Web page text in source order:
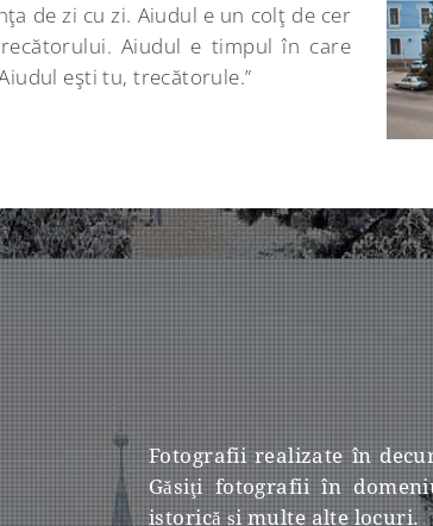
de zi cu zi. Aiudul e un colţ de cer
Aiudul e timpul în care
eşti tu, trecătorule.”
Fotografii realizate în
Găsiţi fotografii în
istorică și multe alte locuri.